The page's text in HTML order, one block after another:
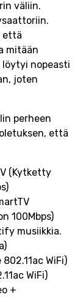
väliin.
että
mitään
nopeasti
joten
perheen
että
(Kytketty
100Mbps)
musiikkia.
WiFi)
WiFi)
+